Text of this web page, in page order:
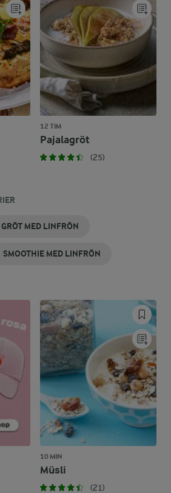
12 TIM
Pajalagröt
(25)
GRÖT MED LINFRÖN
SMOOTHIE MED LINFRÖN
10 MIN
Müsli
(21)